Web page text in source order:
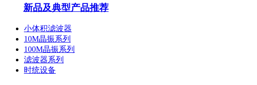
新品及典型产品推荐
小体积滤波器
10M晶振系列
100M晶振系列
滤波器系列
时统设备